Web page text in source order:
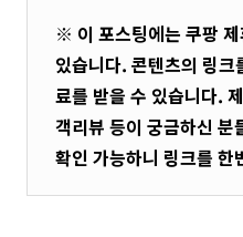
※ 이 포스팅에는 쿠팡
있습니다. 콘텐츠의 링
료를 받을 수 있습니다.
객리뷰 등이 궁금하신 분
확인 가능하니 링크를 한